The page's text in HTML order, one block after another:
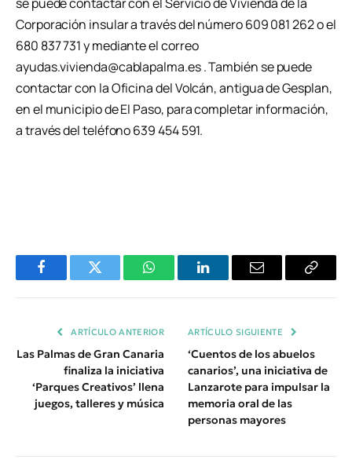
se puede contactar con el Servicio de Vivienda de la
Corporación insular a través del número 609 081 262 o el
680 837 731 y mediante el correo
ayudas.vivienda@cablapalma.es . También se puede
contactar con la Oficina del Volcán, antigua de Gesplan,
en el municipio de El Paso, para completar información,
a través del teléfono 639 454 591.
FacebookTwitter WhatsAppLinkedInEmail
Copiar
ARTÍCULO ANTERIOR
Las Palmas de Gran Canaria
finaliza la iniciativa
‘Parques Creativos’ llena
juegos, talleres y música
ARTÍCULO SIGUIENTE
‘Cuentos de los abuelos
canarios’, una iniciativa de
Lanzarote para impulsar la
memoria oral de las
personas mayores